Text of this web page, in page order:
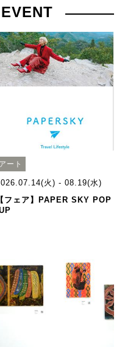
アート
火) - 08.19(水)
【フェア】PAPER SKY POP